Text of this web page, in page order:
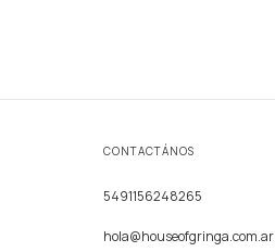
CONTACTÁNOS
5491156248265
hola@houseofgringa.com.ar